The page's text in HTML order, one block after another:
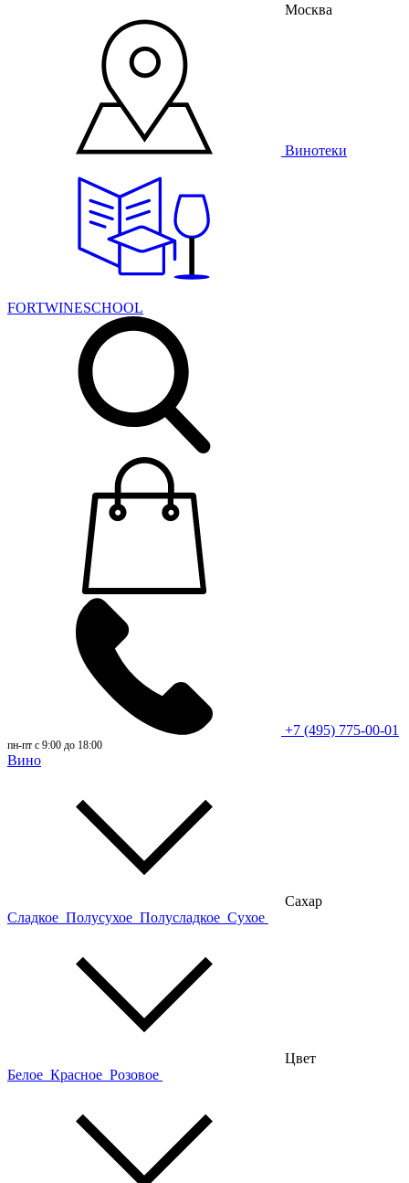
Москва
Винотеки
FORTWINESCHOOL
+7 (495) 775-00-01
пн-пт с 9:00 до 18:00
Вино
Сахар
Сладкое Полусухое Полусладкое Сухое
Цвет
Белое Красное Розовое